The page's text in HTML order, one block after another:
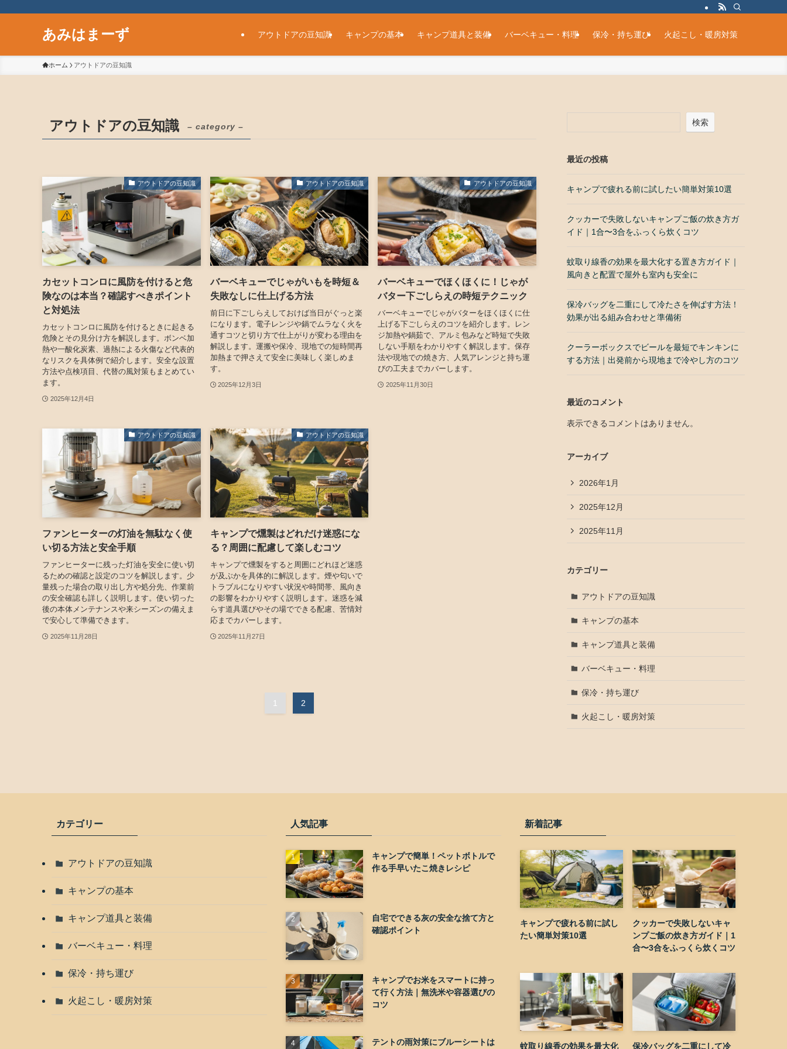
あみはまーず アウトドアの豆知識 キャンプの基本 キャンプ道具と装備 バーベキュー・料理 保冷・持ち運び 火起こし・暖房対策
ホーム アウトドアの豆知識
アウトドアの豆知識 – category –
アウトドアの豆知識
カセットコンロに風防を付けると危
険なのは本当？確認すべきポイント
と対処法
カセットコンロに風防を付けるときに起きる
危険とその見分け方を解説します。ボンベ加
熱や一酸化炭素、過熱による火傷など代表的
なリスクを具体例で紹介します。安全な設置
方法や点検項目、代替の風対策もまとめてい
ます。
2025年12月4日
アウトドアの豆知識
バーベキューでじゃがいもを時短＆
失敗なしに仕上げる方法
前日に下ごしらえしておけば当日がぐっと楽
になります。電子レンジや鍋でムラなく火を
通すコツと切り方で仕上がりが変わる理由を
解説します。運搬や保冷、現地での短時間再
加熱まで押さえて安全に美味しく楽しめま
す。
2025年12月3日
アウトドアの豆知識
バーベキューでほくほくに！じゃが
バター下ごしらえの時短テクニック
バーベキューでじゃがバターをほくほくに仕
上げる下ごしらえのコツを紹介します。レン
ジ加熱や鍋茹で、アルミ包みなど時短で失敗
しない手順をわかりやすく解説します。保存
法や現地での焼き方、人気アレンジと持ち運
びの工夫までカバーします。
2025年11月30日
アウトドアの豆知識
ファンヒーターの灯油を無駄なく使
い切る方法と安全手順
ファンヒーターに残った灯油を安全に使い切
るための確認と設定のコツを解説します。少
量残った場合の取り出し方や処分先、作業前
の安全確認も詳しく説明します。使い切った
後の本体メンテナンスや来シーズンの備えま
で安心して準備できます。
2025年11月28日
アウトドアの豆知識
キャンプで燻製はどれだけ迷惑にな
る？周囲に配慮して楽しむコツ
キャンプで燻製をすると周囲にどれほど迷惑
が及ぶかを具体的に解説します。煙や匂いで
トラブルになりやすい状況や時間帯、風向き
の影響をわかりやすく説明します。迷惑を減
らす道具選びやその場でできる配慮、苦情対
応までカバーします。
2025年11月27日
1 2
検索
最近の投稿
キャンプで疲れる前に試したい簡単対策10選
クッカーで失敗しないキャンプご飯の炊き方ガ
イド｜1合〜3合をふっくら炊くコツ
蚊取り線香の効果を最大化する置き方ガイド｜
風向きと配置で屋外も室内も安全に
保冷バッグを二重にして冷たさを伸ばす方法！
効果が出る組み合わせと準備術
クーラーボックスでビールを最短でキンキンに
する方法｜出発前から現地まで冷やし方のコツ
最近のコメント
表示できるコメントはありません。
アーカイブ
2026年1月
2025年12月
2025年11月
カテゴリー
アウトドアの豆知識
キャンプの基本
キャンプ道具と装備
バーベキュー・料理
保冷・持ち運び
火起こし・暖房対策
カテゴリー
アウトドアの豆知識
キャンプの基本
キャンプ道具と装備
バーベキュー・料理
保冷・持ち運び
火起こし・暖房対策
人気記事
キャンプで簡単！ペットボトルで
作る手早いたこ焼きレシピ
自宅でできる灰の安全な捨て方と
確認ポイント
キャンプでお米をスマートに持っ
て行く方法｜無洗米や容器選びの
コツ
テントの雨対策にブルーシートは
新着記事
キャンプで疲れる前に試し
たい簡単対策10選
クッカーで失敗しないキャ
ンプご飯の炊き方ガイド｜1
合〜3合をふっくら炊くコツ
蚊取り線香の効果を最大化 保冷バッグを二重にして冷